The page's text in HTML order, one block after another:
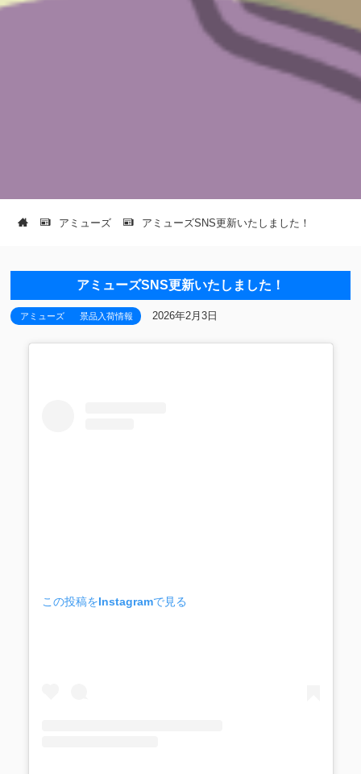
アミューズ アミューズSNS更新いたしました！
アミューズSNS更新いたしました！
アミューズ 景品入荷情報 2026年2月3日
この投稿をInstagramで見る